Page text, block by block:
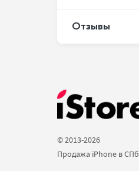
Отзывы
© 2013-2026
Продажа iPhone в СПб